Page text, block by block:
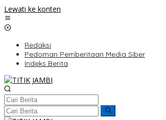
Lewati ke konten
Redaksi
Pedoman Pemberitaan Media Siber
Indeks Berita